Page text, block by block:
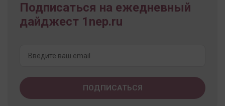
Подписаться на ежедневный
дайджест 1nep.ru